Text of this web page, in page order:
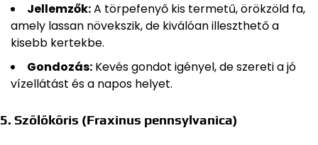
Jellemzők:A törpefenyő kis termetű, örökzöld fa,
amely lassan növekszik, de kiválóan illeszthető a
kisebb kertekbe.
Gondozás: Kevés gondot igényel, de szereti a jó
vízellátást és a napos helyet.
5. Szőlőkőris (Fraxinus pennsylvanica)